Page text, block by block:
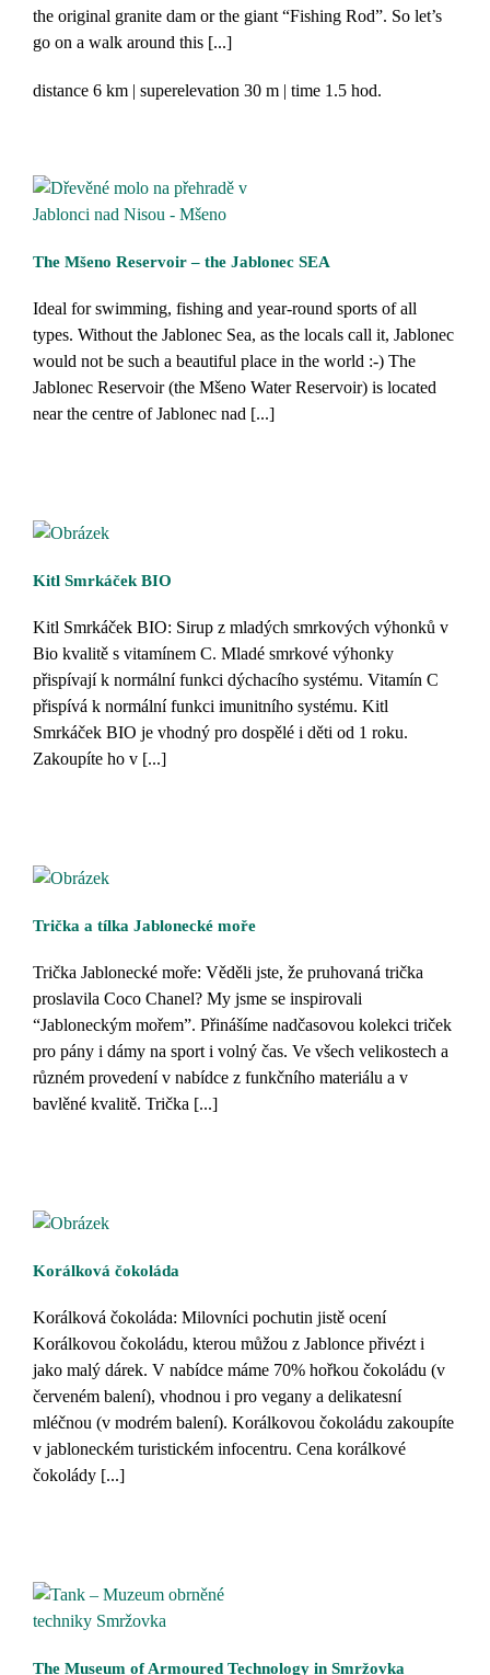
the original granite dam or the giant “Fishing Rod”. So let’s
go on a walk around this [...]
distance 6 km superelevation 30 m time 1.5 hod.
The Mšeno Reservoir – the Jablonec SEA
Ideal for swimming, fishing and year-round sports of all
types. Without the Jablonec Sea, as the locals call it, Jablonec
would not be such a beautiful place in the world :-) The
Jablonec Reservoir (the Mšeno Water Reservoir) is located
near the centre of Jablonec nad [...]
Kitl Smrkáček BIO
Kitl Smrkáček BIO: Sirup z mladých smrkových výhonků v
Bio kvalitě s vitamínem C. Mladé smrkové výhonky
přispívají k normální funkci dýchacího systému. Vitamín C
přispívá k normální funkci imunitního systému. Kitl
Smrkáček BIO je vhodný pro dospělé i děti od 1 roku.
Zakoupíte ho v [...]
Trička a tílka Jablonecké moře
Trička Jablonecké moře: Věděli jste, že pruhovaná trička
proslavila Coco Chanel? My jsme se inspirovali
“Jabloneckým mořem”. Přinášíme nadčasovou kolekci triček
pro pány i dámy na sport i volný čas. Ve všech velikostech a
různém provedení v nabídce z funkčního materiálu a v
bavlěné kvalitě. Trička [...]
Korálková čokoláda
Korálková čokoláda: Milovníci pochutin jistě ocení
Korálkovou čokoládu, kterou můžou z Jablonce přivézt i
jako malý dárek. V nabídce máme 70% hořkou čokoládu (v
červeném balení), vhodnou i pro vegany a delikatesní
mléčnou (v modrém balení). Korálkovou čokoládu zakoupíte
v jabloneckém turistickém infocentru. Cena korálkové
čokolády [...]
The Museum of Armoured Technology in Smržovka